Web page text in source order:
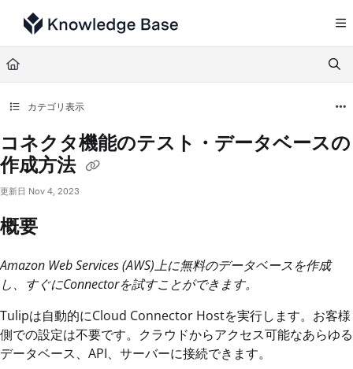
Documentation Index
Fetch the complete documentation index at:
Use this file to discover all available pages before exploring further.
カテゴリ表示
コネクタ機能のテスト・データベースの
作成方法
更新日 Nov 4, 2023
概要
Amazon Web Services (AWS)上に無料のデータベースを作成
し、すぐにConnectorを試すことができます。
Tulipは自動的にCloud Connector Hostを実行します。お客様
側での設定は不要です。クラウドからアクセス可能なあらゆる
データベース、API、サーバーに接続できます。